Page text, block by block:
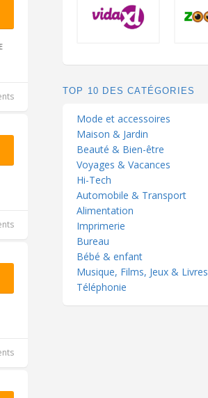
TOP 10 DES CATÉGORIES
Mode et accessoires
Maison & Jardin
Beauté & Bien-être
Voyages & Vacances
Hi-Tech
Automobile & Transport
Alimentation
Imprimerie
Bureau
Bébé & enfant
Musique, Films, Jeux & Livres
Téléphonie